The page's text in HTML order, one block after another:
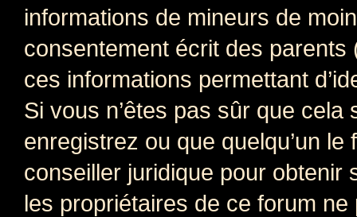
informations de mineurs de
consentement écrit des parents
ces informations permettant
Si vous n’êtes pas sûr que
enregistrez ou que quelqu’un
conseiller juridique pour obtenir
les propriétaires de ce forum